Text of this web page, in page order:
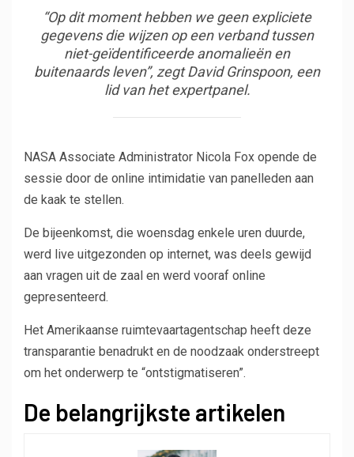
“Op dit moment hebben we geen expliciete
gegevens die wijzen op een verband tussen
niet-geïdentificeerde anomalieën en
buitenaards leven”, zegt David Grinspoon, een
lid van het expertpanel.
NASA Associate Administrator Nicola Fox opende de
sessie door de online intimidatie van panelleden aan
de kaak te stellen.
De bijeenkomst, die woensdag enkele uren duurde,
werd live uitgezonden op internet, was deels gewijd
aan vragen uit de zaal en werd vooraf online
gepresenteerd.
Het Amerikaanse ruimtevaartagentschap heeft deze
transparantie benadrukt en de noodzaak onderstreept
om het onderwerp te “ontstigmatiseren”.
De belangrijkste artikelen